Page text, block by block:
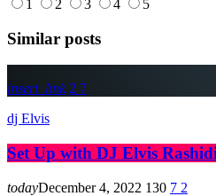
1
2 3 4 5
Similar posts
insert_link 2 7
dj Elvis
Set Up with DJ Elvis
todayDecember 4, 2022 130 7 2